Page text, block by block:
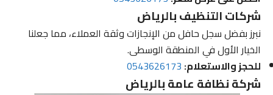
شركات التنظيف بالرياض
نبرز بفضل سجل حافل من الإنجازات وثقة العملاء، مما جعلنا
الخيار الأول في المنطقة الوسطى.
للحجز والاستعلام: 0543626173
شركة نظافة عامة بالرياض